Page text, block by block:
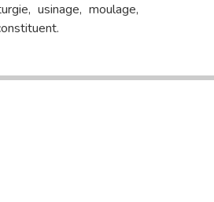
usinage, moulage,